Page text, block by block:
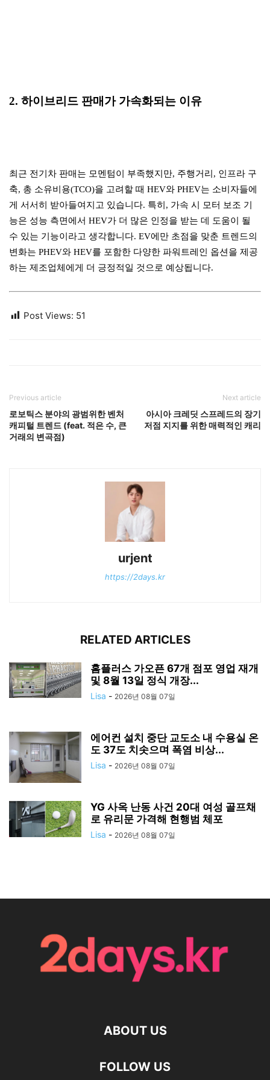
2. 하이브리드 판매가 가속화되는 이유
최근 전기차 판매는 모멘텀이 부족했지만, 주행거리, 인프라 구
축, 총 소유비용(TCO)을 고려할 때 HEV와 PHEV는 소비자들에
게 서서히 받아들여지고 있습니다. 특히, 가속 시 모터 보조 기
능은 성능 측면에서 HEV가 더 많은 인정을 받는 데 도움이 될
수 있는 기능이라고 생각합니다. EV에만 초점을 맞춘 트렌드의
변화는 PHEV와 HEV를 포함한 다양한 파워트레인 옵션을 제공
하는 제조업체에게 더 긍정적일 것으로 예상됩니다.
Post Views: 51
Previous article
로보틱스 분야의 광범위한 벤처
캐피털 트렌드 (feat. 적은 수, 큰
거래의 변곡점)
Next article
아시아 크레딧 스프레드의 장기
저점 지지를 위한 매력적인 캐리
urjent
https://2days.kr
RELATED ARTICLES
홈플러스 가오픈 67개 점포 영업 재개
및 8월 13일 정식 개장...
Lisa - 2026년 08월 07일
에어컨 설치 중단 교도소 내 수용실 온
도 37도 치솟으며 폭염 비상...
Lisa - 2026년 08월 07일
YG 사옥 난동 사건 20대 여성 골프채
로 유리문 가격해 현행범 체포
Lisa - 2026년 08월 07일
ABOUT US
FOLLOW US